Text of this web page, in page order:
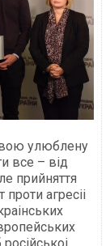
улюблену
все – від
прийняття
агресіі